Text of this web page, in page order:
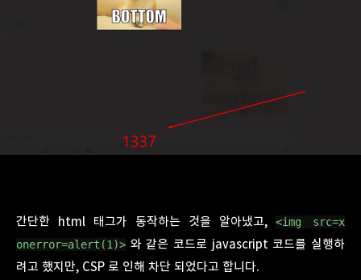
간단한 html 태그가 동작하는 것을 알아냈고, <img src=x
onerror=alert(1)> 와 같은 코드로 javascript 코드를 실행하
려고 했지만, CSP 로 인해 차단 되었다고 합니다.